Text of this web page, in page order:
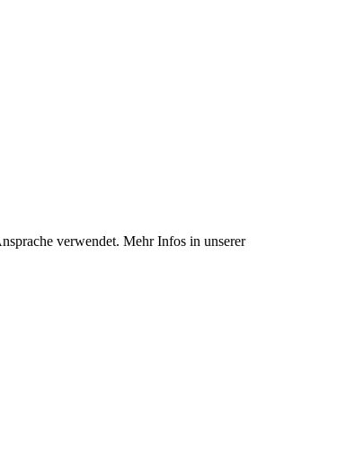
verwendet. Mehr Infos in unserer